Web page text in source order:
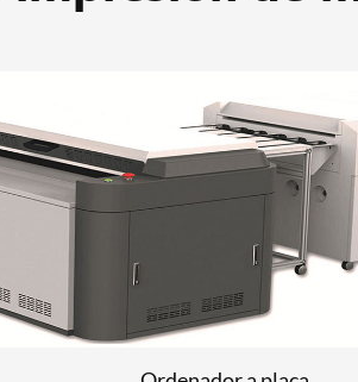
Máquina de impresión de
LEER MÁS